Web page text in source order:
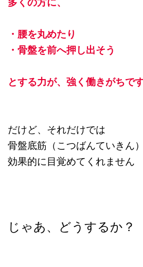
・腰を丸めたり
・骨盤を前へ押し出そう
とする力が、強く 働きがちで
だけど、それだけでは
骨盤底筋（こつばんていきん
効果的に目覚めてくれません
じゃあ、どうするか？